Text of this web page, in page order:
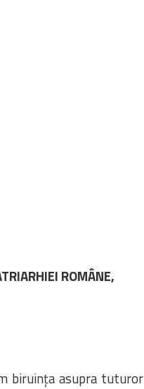
ROMÂNE,
biruința asupra tuturor